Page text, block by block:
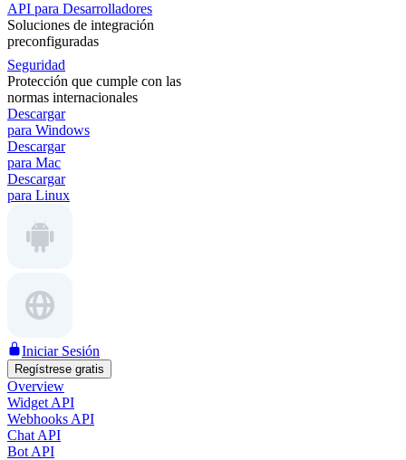
API para Desarrolladores
Soluciones de integración
preconfiguradas
Seguridad
Protección que cumple con las
normas internacionales
Descargar
para Windows
Descargar
para Mac
Descargar
para Linux
Iniciar Sesión
Regístrese gratis
Overview
Widget API
Webhooks API
Chat API
Bot API